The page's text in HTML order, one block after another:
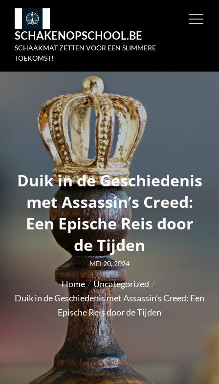
Skip
contentSCHAKENOPSCHOOL.BE
SCHAAKMAT ZETTEN VOOR EEN SLIMMERE
TOEKOMST!
Duik in de Geschiedenis
met Assassin’s Creed:
Een Epische Reis door
de Tijden
Posted
on
MEI 20, 2024
Home
Uncategorized
Duik in de Geschiedenis met Assassin’s Creed: Een
Epische Reis door de Tijden